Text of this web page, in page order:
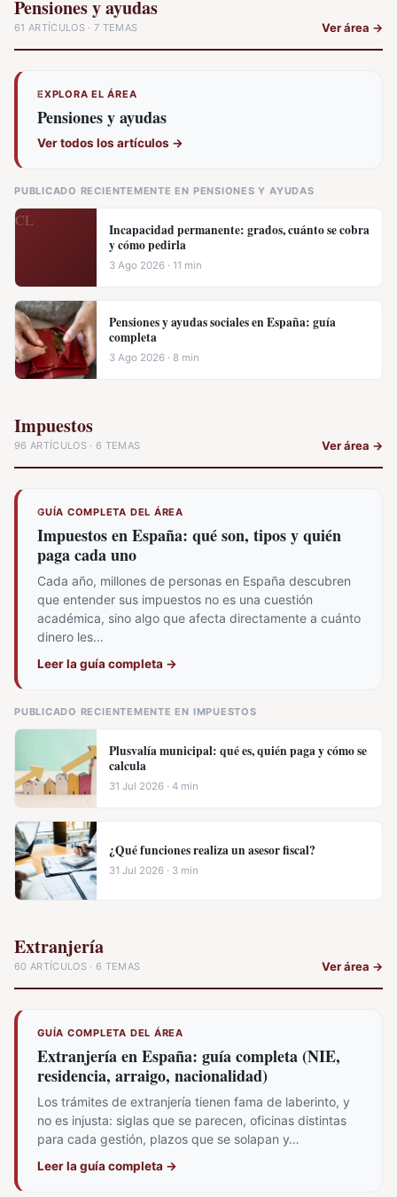
Pensiones y ayudas
61 ARTÍCULOS · 7 TEMAS Ver área →
EXPLORA EL ÁREA
Pensiones y ayudas
Ver todos los artículos →
PUBLICADO RECIENTEMENTE EN PENSIONES Y AYUDAS
Incapacidad permanente: grados, cuánto se cobra
y cómo pedirla
3 Ago 2026 · 11 min
Pensiones y ayudas sociales en España: guía
completa
3 Ago 2026 · 8 min
Impuestos
96 ARTÍCULOS · 6 TEMAS Ver área →
GUÍA COMPLETA DEL ÁREA
Impuestos en España: qué son, tipos y quién
paga cada uno
Cada año, millones de personas en España descubren
que entender sus impuestos no es una cuestión
académica, sino algo que afecta directamente a cuánto
dinero les…
Leer la guía completa →
PUBLICADO RECIENTEMENTE EN IMPUESTOS
Plusvalía municipal: qué es, quién paga y cómo se
calcula
31 Jul 2026 · 4 min
¿Qué funciones realiza un asesor fiscal?
31 Jul 2026 · 3 min
Extranjería
60 ARTÍCULOS · 6 TEMAS Ver área →
GUÍA COMPLETA DEL ÁREA
Extranjería en España: guía completa (NIE,
residencia, arraigo, nacionalidad)
Los trámites de extranjería tienen fama de laberinto, y
no es injusta: siglas que se parecen, oficinas distintas
para cada gestión, plazos que se solapan y…
Leer la guía completa →